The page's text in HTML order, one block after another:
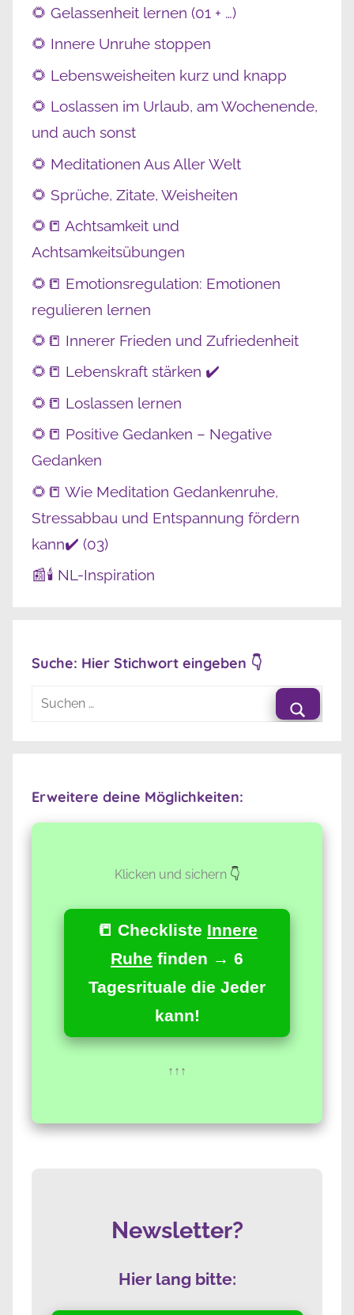
🌻 Gelassenheit lernen (01 + …)
🌻 Innere Unruhe stoppen
🌻 Lebensweisheiten kurz und knapp
🌻 Loslassen im Urlaub, am Wochenende,
und auch sonst
🌻 Meditationen Aus Aller Welt
🌻 Sprüche, Zitate, Weisheiten
🌻📒 Achtsamkeit und
Achtsamkeitsübungen
🌻📒 Emotionsregulation: Emotionen
regulieren lernen
🌻📒 Innerer Frieden und Zufriedenheit
🌻📒 Lebenskraft stärken ✔️
🌻📒 Loslassen lernen
🌻📒 Positive Gedanken – Negative
Gedanken
🌻📒 Wie Meditation Gedankenruhe,
Stressabbau und Entspannung fördern
kann✔️ (03)
📰🕯️ NL-Inspiration
Suche: Hier Stichwort eingeben 👇
Suchen
Erweitere deine Möglichkeiten:
Klicken und sichern👇
📒 Checkliste Innere
Ruhe finden → 6
Tagesrituale die Jeder
kann!
↑↑↑
Newsletter?
Hier lang bitte: